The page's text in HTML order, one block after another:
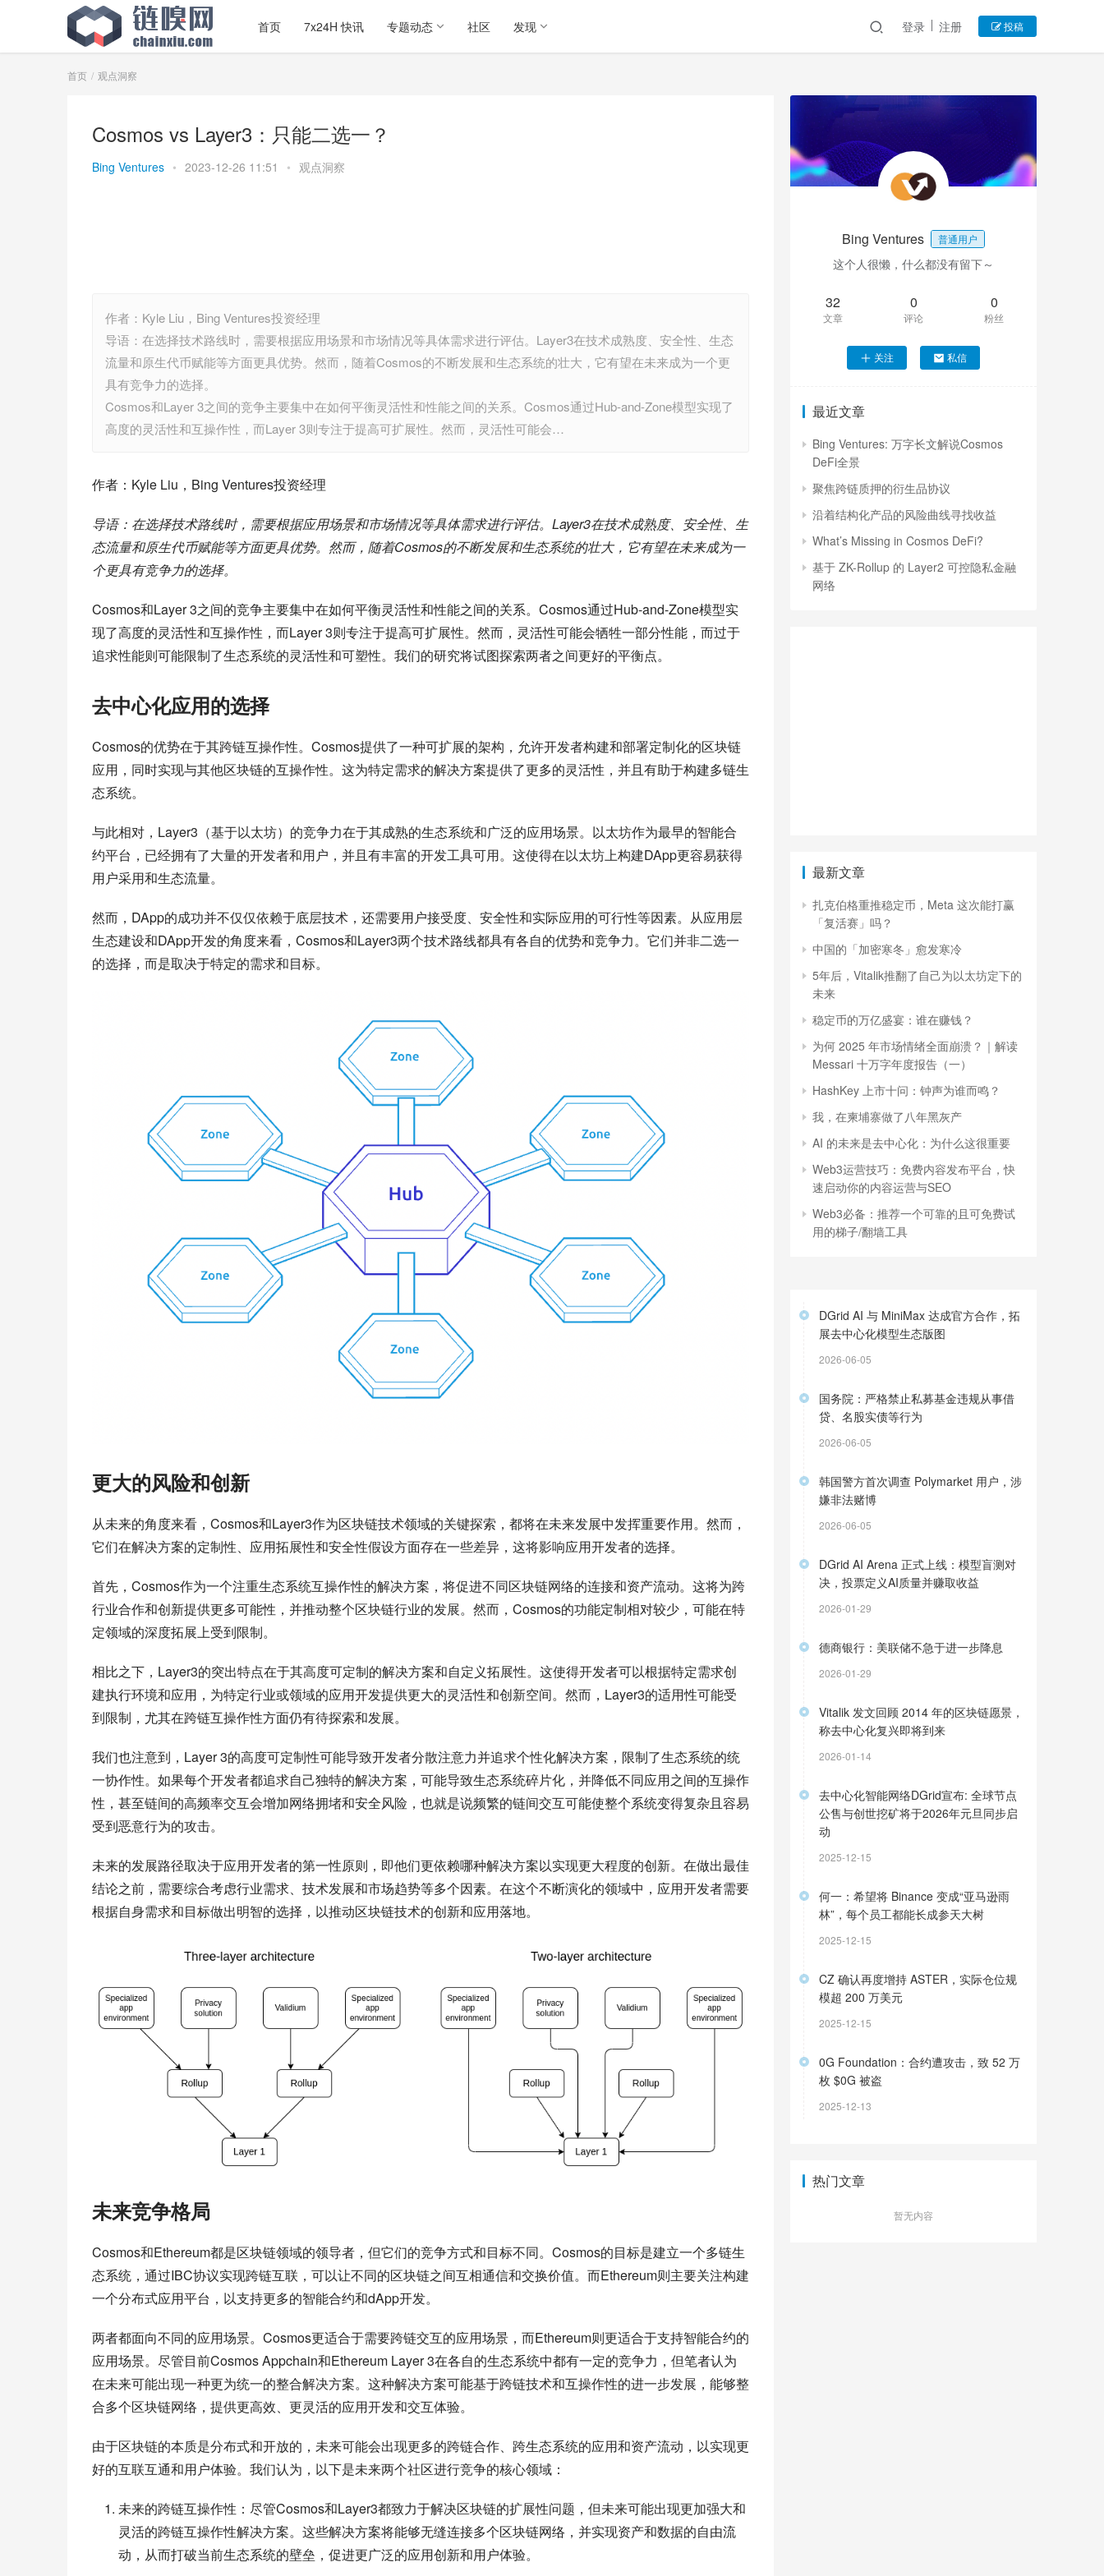
首页 7x24H 快讯 专题动态 社区 发现 登录 注册 投稿
首页 观点洞察
Cosmos vs Layer3：只能二选一？
Bing Ventures • 2023-12-26 11:51 • 观点洞察
作者：Kyle Liu，Bing Ventures投资经理
导语：在选择技术路线时，需要根据应用场景和市场情况等具体需求进行评估。Layer3在技术成熟度、安全性、生态
流量和原生代币赋能等方面更具优势。然而，随着Cosmos的不断发展和生态系统的壮大，它有望在未来成为一个更
具有竞争力的选择。
Cosmos和Layer 3之间的竞争主要集中在如何平衡灵活性和性能之间的关系。Cosmos通过Hub-and-Zone模型实现了
高度的灵活性和互操作性，而Layer 3则专注于提高可扩展性。然而，灵活性可能会…
作者：Kyle Liu，Bing Ventures投资经理
导语：在选择技术路线时，需要根据应用场景和市场情况等具体需求进行评估。Layer3在技术成熟度、安全性、生
态流量和原生代币赋能等方面更具优势。然而，随着Cosmos的不断发展和生态系统的壮大，它有望在未来成为一
个更具有竞争力的选择。
Cosmos和Layer 3之间的竞争主要集中在如何平衡灵活性和性能之间的关系。Cosmos通过Hub-and-Zone模型实
现了高度的灵活性和互操作性，而Layer 3则专注于提高可扩展性。然而，灵活性可能会牺牲一部分性能，而过于
追求性能则可能限制了生态系统的灵活性和可塑性。我们的研究将试图探索两者之间更好的平衡点。
去中心化应用的选择
Cosmos的优势在于其跨链互操作性。Cosmos提供了一种可扩展的架构，允许开发者构建和部署定制化的区块链
应用，同时实现与其他区块链的互操作性。这为特定需求的解决方案提供了更多的灵活性，并且有助于构建多链生
态系统。
与此相对，Layer3（基于以太坊）的竞争力在于其成熟的生态系统和广泛的应用场景。以太坊作为最早的智能合
约平台，已经拥有了大量的开发者和用户，并且有丰富的开发工具可用。这使得在以太坊上构建DApp更容易获得
用户采用和生态流量。
然而，DApp的成功并不仅仅依赖于底层技术，还需要用户接受度、安全性和实际应用的可行性等因素。从应用层
生态建设和DApp开发的角度来看，Cosmos和Layer3两个技术路线都具有各自的优势和竞争力。它们并非二选一
的选择，而是取决于特定的需求和目标。
更大的风险和创新
从未来的角度来看，Cosmos和Layer3作为区块链技术领域的关键探索，都将在未来发展中发挥重要作用。然而，
它们在解决方案的定制性、应用拓展性和安全性假设方面存在一些差异，这将影响应用开发者的选择。
首先，Cosmos作为一个注重生态系统互操作性的解决方案，将促进不同区块链网络的连接和资产流动。这将为跨
行业合作和创新提供更多可能性，并推动整个区块链行业的发展。然而，Cosmos的功能定制相对较少，可能在特
定领域的深度拓展上受到限制。
相比之下，Layer3的突出特点在于其高度可定制的解决方案和自定义拓展性。这使得开发者可以根据特定需求创
建执行环境和应用，为特定行业或领域的应用开发提供更大的灵活性和创新空间。然而，Layer3的适用性可能受
到限制，尤其在跨链互操作性方面仍有待探索和发展。
我们也注意到，Layer 3的高度可定制性可能导致开发者分散注意力并追求个性化解决方案，限制了生态系统的统
一协作性。如果每个开发者都追求自己独特的解决方案，可能导致生态系统碎片化，并降低不同应用之间的互操作
性，甚至链间的高频率交互会增加网络拥堵和安全风险，也就是说频繁的链间交互可能使整个系统变得复杂且容易
受到恶意行为的攻击。
未来的发展路径取决于应用开发者的第一性原则，即他们更依赖哪种解决方案以实现更大程度的创新。在做出最佳
结论之前，需要综合考虑行业需求、技术发展和市场趋势等多个因素。在这个不断演化的领域中，应用开发者需要
根据自身需求和目标做出明智的选择，以推动区块链技术的创新和应用落地。
未来竞争格局
Cosmos和Ethereum都是区块链领域的领导者，但它们的竞争方式和目标不同。Cosmos的目标是建立一个多链生
态系统，通过IBC协议实现跨链互联，可以让不同的区块链之间互相通信和交换价值。而Ethereum则主要关注构建
一个分布式应用平台，以支持更多的智能合约和dApp开发。
两者都面向不同的应用场景。Cosmos更适合于需要跨链交互的应用场景，而Ethereum则更适合于支持智能合约的
应用场景。尽管目前Cosmos Appchain和Ethereum Layer 3在各自的生态系统中都有一定的竞争力，但笔者认为
在未来可能出现一种更为统一的整合解决方案。这种解决方案可能基于跨链技术和互操作性的进一步发展，能够整
合多个区块链网络，提供更高效、更灵活的应用开发和交互体验。
由于区块链的本质是分布式和开放的，未来可能会出现更多的跨链合作、跨生态系统的应用和资产流动，以实现更
好的互联互通和用户体验。我们认为，以下是未来两个社区进行竞争的核心领域：
未来的跨链互操作性：尽管Cosmos和Layer3都致力于解决区块链的扩展性问题，但未来可能出现更加强大和
灵活的跨链互操作性解决方案。这些解决方案将能够无缝连接多个区块链网络，并实现资产和数据的自由流
动，从而打破当前生态系统的壁垒，促进更广泛的应用创新和用户体验。
Bing Ventures 普通用户
这个人很懒，什么都没有留下～
32
文章
0
评论
0
粉丝
关注 私信
最近文章
Bing Ventures: 万字长文解说Cosmos
DeFi全景
聚焦跨链质押的衍生品协议
沿着结构化产品的风险曲线寻找收益
What’s Missing in Cosmos DeFi?
基于 ZK-Rollup 的 Layer2 可控隐私金融
网络
最新文章
扎克伯格重推稳定币，Meta 这次能打赢
「复活赛」吗？
中国的「加密寒冬」愈发寒冷
5年后，Vitalik推翻了自己为以太坊定下的
未来
稳定币的万亿盛宴：谁在赚钱？
为何 2025 年市场情绪全面崩溃？｜解读
Messari 十万字年度报告（一）
HashKey 上市十问：钟声为谁而鸣？
我，在柬埔寨做了八年黑灰产
AI 的未来是去中心化：为什么这很重要
Web3运营技巧：免费内容发布平台，快
速启动你的内容运营与SEO
Web3必备：推荐一个可靠的且可免费试
用的梯子/翻墙工具
DGrid AI 与 MiniMax 达成官方合作，拓
展去中心化模型生态版图
2026-06-05
国务院：严格禁止私募基金违规从事借
贷、名股实债等行为
2026-06-05
韩国警方首次调查 Polymarket 用户，涉
嫌非法赌博
2026-06-05
DGrid AI Arena 正式上线：模型盲测对
决，投票定义AI质量并赚取收益
2026-01-29
德商银行：美联储不急于进一步降息
2026-01-29
Vitalik 发文回顾 2014 年的区块链愿景，
称去中心化复兴即将到来
2026-01-14
去中心化智能网络DGrid宣布: 全球节点
公售与创世挖矿将于2026年元旦同步启
动
2025-12-15
何一：希望将 Binance 变成“亚马逊雨
林”，每个员工都能长成参天大树
2025-12-15
CZ 确认再度增持 ASTER，实际仓位规
模超 200 万美元
2025-12-15
0G Foundation：合约遭攻击，致 52 万
枚 $0G 被盗
2025-12-13
热门文章
暂无内容